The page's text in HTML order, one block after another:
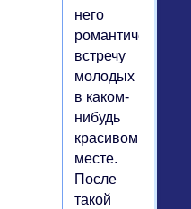
него
романтическую
встречу
молодых
в каком-
нибудь
красивом
месте.
После
такой